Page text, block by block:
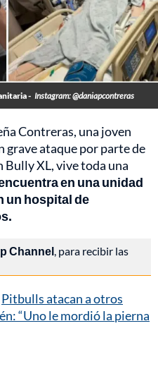
- Instagram: @daniapcontreras
Contreras, una joven
grave ataque por parte de
Bully XL, vive toda una
en una unidad
un hospital de
Channel, para recibir las
Pitbulls atacan a otros
“Uno le mordió la pierna